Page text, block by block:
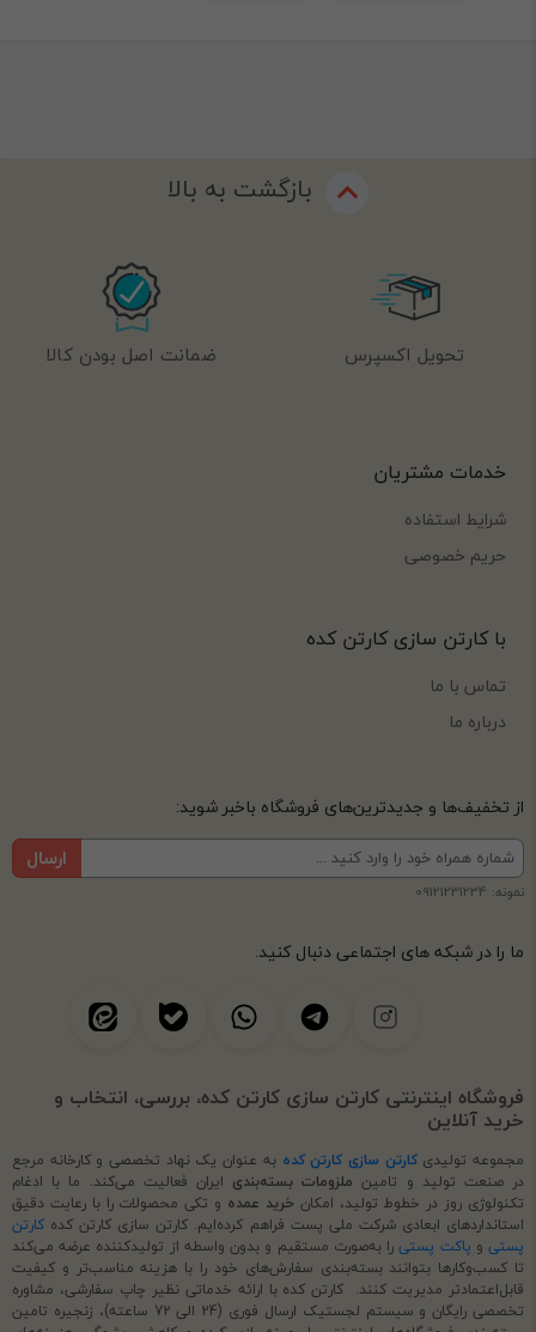
بازگشت به بالا
تحویل اکسپرس ضمانت اصل بودن کالا
خدمات مشتریان
شرایط استفاده
حریم خصوصی
با کارتن سازی کارتن کده
تماس با ما
درباره ما
از تخفیف‌ها و جدیدترین‌های فروشگاه باخبر شوید:
ارسال
نمونه: 09121231234
ما را در شبکه های اجتماعی دنبال کنید.
فروشگاه اینترنتی کارتن سازی کارتن کده، بررسی، انتخاب و
خرید آنلاین
مجموعه تولیدیکارتن سازی کارتن کده به عنوان یک نهاد تخصصی و کارخانه مرجع
در صنعت تولید و تامین ملزومات بسته‌بندی ایران فعالیت می‌کند. ما با ادغام
تکنولوژی روز در خطوط تولید، امکانخرید عمده و تکی محصولات را با رعایت دقیق
استانداردهای ابعادی شرکت ملی پست فراهم کرده‌ایم. کارتن سازی کارتن کده کارتن
پستیو پاکت پستیرا به‌صورت مستقیم و بدون واسطه از تولیدکننده عرضه می‌کند
تا کسب‌وکارها بتوانند بسته‌بندی سفارش‌های خود را با هزینه مناسب‌تر و کیفیت
قابل‌اعتمادتر مدیریت کنند. کارتن کده با ارائه خدماتی نظیر چاپ سفارشی، مشاوره
تخصصی رایگان و سیستم لجستیک ارسال فوری (24 الی 72 ساعته)، زنجیره تامین